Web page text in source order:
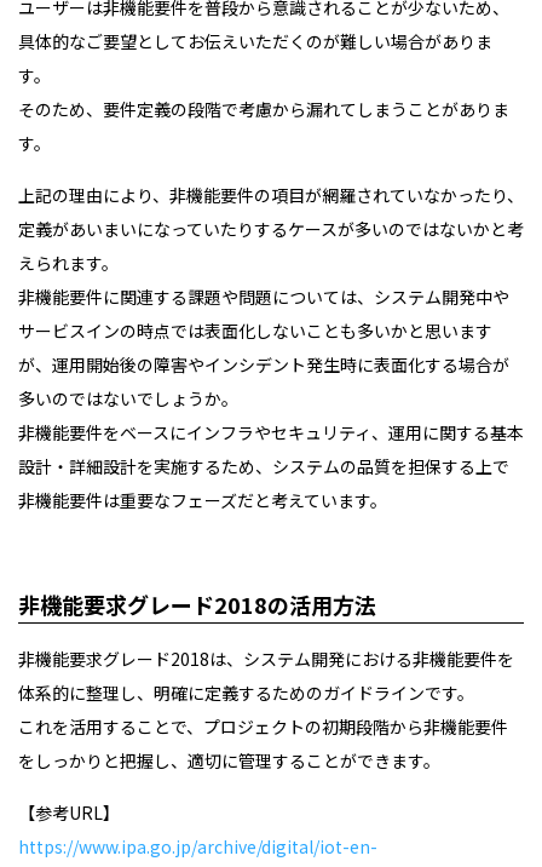
ユーザーは非機能要件を普段から意識されることが少ないため、
具体的なご要望としてお伝えいただくのが難しい場合がありま
す。
そのため、要件定義の段階で考慮から漏れてしまうことがありま
す。
上記の理由により、非機能要件の項目が網羅されていなかったり、
定義があいまいになっていたりするケースが多いのではないかと考
えられます。
非機能要件に関連する課題や問題については、システム開発中や
サービスインの時点では表面化しないことも多いかと思います
が、運用開始後の障害やインシデント発生時に表面化する場合が
多いのではないでしょうか。
非機能要件をベースにインフラやセキュリティ、運用に関する基本
設計・詳細設計を実施するため、システムの品質を担保する上で
非機能要件は重要なフェーズだと考えています。
非機能要求グレード2018の活用方法
非機能要求グレード2018は、システム開発における非機能要件を
体系的に整理し、明確に定義するためのガイドラインです。
これを活用することで、プロジェクトの初期段階から非機能要件
をしっかりと把握し、適切に管理することができます。
【参考URL】
https://www.ipa.go.jp/archive/digital/iot-en-